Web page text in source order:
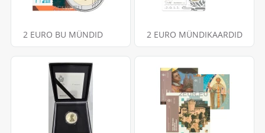
2 EURO BU MÜNDID 2 EURO MÜNDIKAARDID